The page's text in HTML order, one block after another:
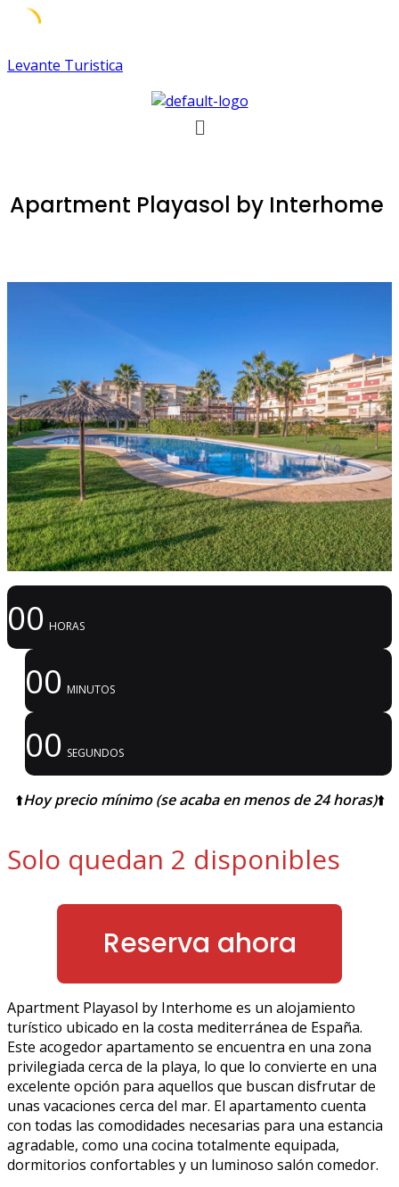
to
Levante Turistica
Menú
Apartment Playasol by Interhome
00 HORAS
00 MINUTOS
00 SEGUNDOS
⬆️Hoy precio mínimo (se acaba en menos de 24 horas)⬆️
Solo quedan 2 disponibles
Reserva ahora
Apartment Playasol by Interhome es un alojamiento
turístico ubicado en la costa mediterránea de España.
Este acogedor apartamento se encuentra en una zona
privilegiada cerca de la playa, lo que lo convierte en una
excelente opción para aquellos que buscan disfrutar de
unas vacaciones cerca del mar. El apartamento cuenta
con todas las comodidades necesarias para una estancia
agradable, como una cocina totalmente equipada,
dormitorios confortables y un luminoso salón comedor.